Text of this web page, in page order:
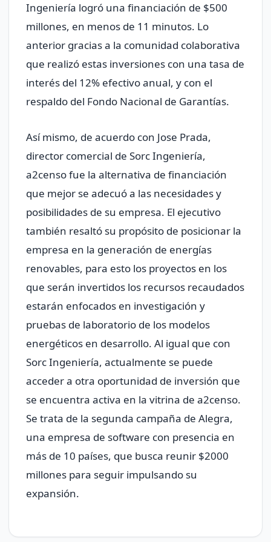
Ingeniería logró una financiación de $500
millones, en menos de 11 minutos. Lo
anterior gracias a la comunidad colaborativa
que realizó estas inversiones con una tasa de
interés del 12% efectivo anual, y con el
respaldo del Fondo Nacional de Garantías.
Así mismo, de acuerdo con Jose Prada,
director comercial de Sorc Ingeniería,
a2censo fue la alternativa de financiación
que mejor se adecuó a las necesidades y
posibilidades de su empresa. El ejecutivo
también resaltó su propósito de posicionar la
empresa en la generación de energías
renovables, para esto los proyectos en los
que serán invertidos los recursos recaudados
estarán enfocados en investigación y
pruebas de laboratorio de los modelos
energéticos en desarrollo. Al igual que con
Sorc Ingeniería, actualmente se puede
acceder a otra oportunidad de inversión que
se encuentra activa en la vitrina de a2censo.
Se trata de la segunda campaña de Alegra,
una empresa de software con presencia en
más de 10 países, que busca reunir $2000
millones para seguir impulsando su
expansión.